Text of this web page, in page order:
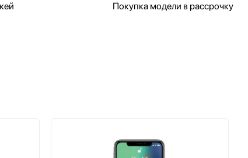
Покупка модели в рассрочку